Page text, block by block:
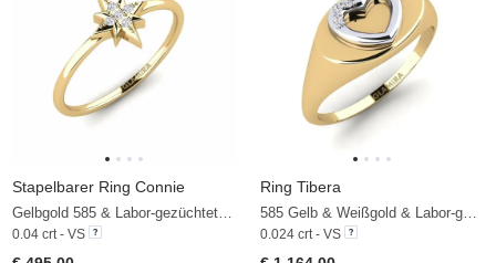
Stapelbarer Ring Connie
Gelbgold 585 & Labor-gezüchteter Diamant
0.04 crt - VS
Ring Tibera
585 Gelb & Weißgold & Labor-gezüchteter Diamant
0.024 crt - VS